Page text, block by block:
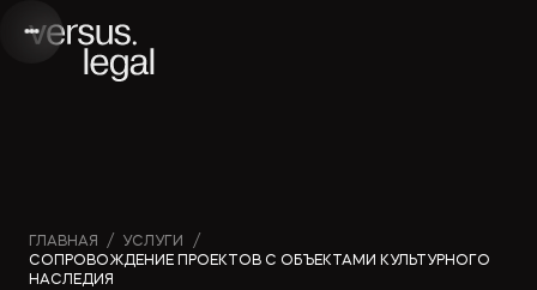
Интеллектуальная
Вебинары и
ГЛАВНАЯ / УСЛУГИ
/
СОПРОВОЖДЕНИЕ ПРОЕКТОВ С ОБЪЕКТАМИ КУЛЬТУРНОГО
НАСЛЕДИЯ